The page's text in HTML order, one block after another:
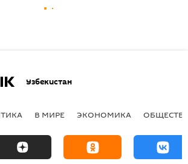
Узбекистан
В МИРЕ ЭКОНОМИКА